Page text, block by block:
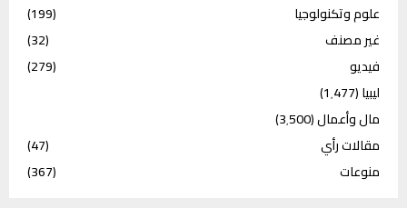
علوم وتكنولوجيا
(199)
غير مصنف
(32)
فيديو
(279)
ليبيا(1٬477)
مال وأعمال(3٬500)
مقالات رأي
(47)
منوعات
(367)